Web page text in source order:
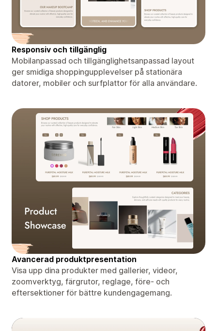
Responsiv och tillgänglig
Mobilanpassad och tillgänglighetsanpassad layout
ger smidiga shoppingupplevelser på stationära
datorer, mobiler och surfplattor för alla användare.
Avancerad produktpresentation
Visa upp dina produkter med gallerier, videor,
zoomverktyg, färgrutor, reglage, före- och
eftersektioner för bättre kundengagemang.